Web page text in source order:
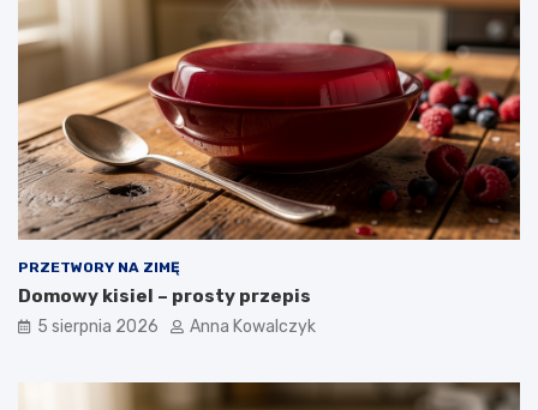
PRZETWORY NA ZIMĘ
Domowy kisiel – prosty przepis
5 sierpnia 2026 Anna Kowalczyk